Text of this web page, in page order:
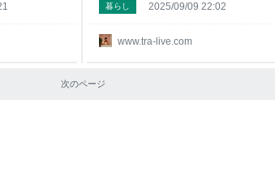
www.tra-live.com
暮らし 2025/09/09 22:02
次のページ